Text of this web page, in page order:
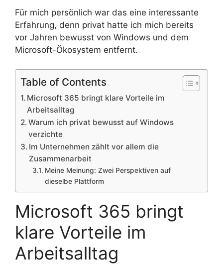
Für mich persönlich war das eine interessante
Erfahrung, denn privat hatte ich mich bereits
vor Jahren bewusst von Windows und dem
Microsoft-Ökosystem entfernt.
Table of Contents
Microsoft 365 bringt klare Vorteile im
Arbeitsalltag
Warum ich privat bewusst auf Windows
verzichte
Im Unternehmen zählt vor allem die
Zusammenarbeit
Meine Meinung: Zwei Perspektiven auf
dieselbe Plattform
Microsoft 365 bringt
klare Vorteile im
Arbeitsalltag